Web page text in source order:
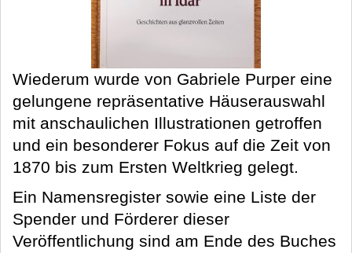
Wiederum wurde von Gabriele Purper eine
gelungene repräsentative Häuserauswahl
mit anschaulichen Illustrationen getroffen
und ein besonderer Fokus auf die Zeit von
1870 bis zum Ersten Weltkrieg gelegt.
Ein Namensregister sowie eine Liste der
Spender und Förderer dieser
Veröffentlichung sind am Ende des Buches